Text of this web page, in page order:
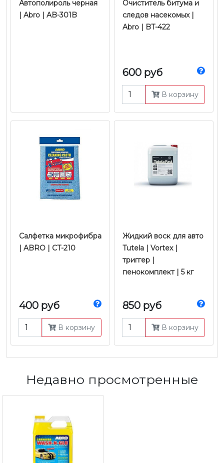
Автополироль черная
| Abro | AB-301B
Очиститель битума и
следов насекомых |
Abro | BT-422
600 руб
В корзину
Салфетка микрофибра
| ABRO | CT-210
400 руб
В корзину
Жидкий воск для авто
Tutela | Vortex |
триггер |
пенокомплект | 5 кг
850 руб
В корзину
Недавно просмотренные